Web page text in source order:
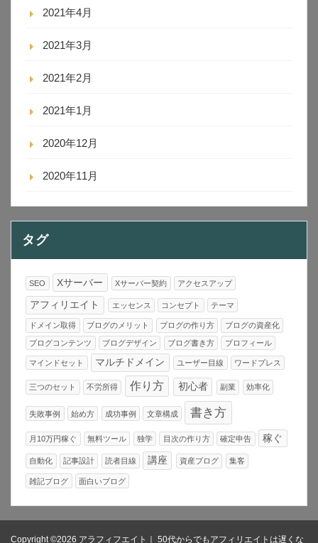
2021年4月
2021年3月
2021年2月
2021年1月
2020年12月
2020年11月
タグ
SEO Xサーバー Xサーバー契約 アクセスアップ
アフィリエイト エッセンス コンセプト テーマ
ドメイン取得 ブログのメリット ブログの作り方 ブログの資産化
ブログコンテンツ ブログデザイン ブログ書き方 プロフィール
マインドセット マルチドメイン ユーザー目線 ワードプレス
三つのセット 不労所得 作り方 初心者 副業 効率化
失敗事例 始め方 成功事例 文章構成 書き方
月10万円稼ぐ 無料ツール 独学 目次の作り方 確定申告 稼ぐ
自動化 記事設計 読者目線 講座 資産ブログ 集客
雑記ブログ 面白いブログ
Copyright ©2026 アラフィフエイト｜ 50代からでもアフィリエイトは遅くな